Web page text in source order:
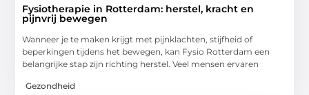
Fysiotherapie in Rotterdam: herstel, kracht en
pijnvrij bewegen
Wanneer je te maken krijgt met pijnklachten, stijfheid of
beperkingen tijdens het bewegen, kan Fysio Rotterdam een
belangrijke stap zijn richting herstel. Veel mensen ervaren
Gezondheid